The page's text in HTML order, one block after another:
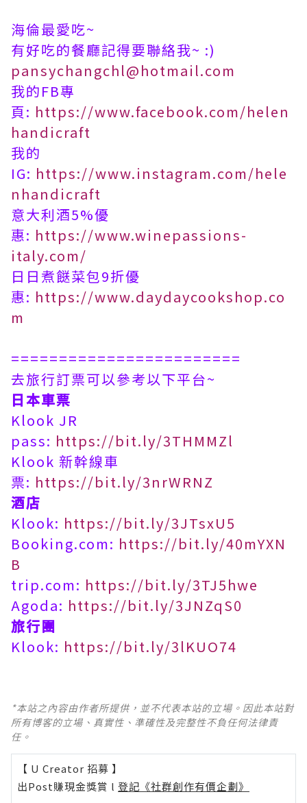
​海倫最愛吃~
有好吃的餐廳記得要聯絡我~ :)
pansychangchl@hotmail.com
我的FB專
頁: https://www.facebook.com/helen
handicraft
我的
IG: https://www.instagram.com/hele
nhandicraft
意大利酒5%優
惠: https://www.winepassions-
italy.com/
日日煮餸菜包9折優
惠: https://www.daydaycookshop.co
m
========================
去旅行訂票可以參考以下平台~
日本車票
Klook JR
pass: https://bit.ly/3THMMZl
Klook 新幹線車
票: https://bit.ly/3nrWRNZ
酒店
Klook: https://bit.ly/3JTsxU5
Booking.com: https://bit.ly/40mYXN
B
trip.com: https://bit.ly/3TJ5hwe
Agoda: https://bit.ly/3JNZqS0
旅行團
Klook: https://bit.ly/3lKUO74
*本站之內容由作者所提供，並不代表本站的立場。因此本站對
所有博客的立場、真實性、準確性及完整性不負任何法律責
任。
【 U Creator 招募 】
出Post賺現金獎賞 l 登記《社群創作有價企劃》